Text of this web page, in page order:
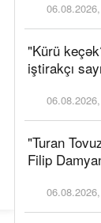
"Kürü
iştirakçı
"Turan
Filip